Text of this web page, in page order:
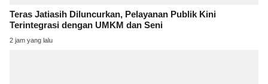
Teras Jatiasih Diluncurkan, Pelayanan Publik Kini
Terintegrasi dengan UMKM dan Seni
2 jam yang lalu